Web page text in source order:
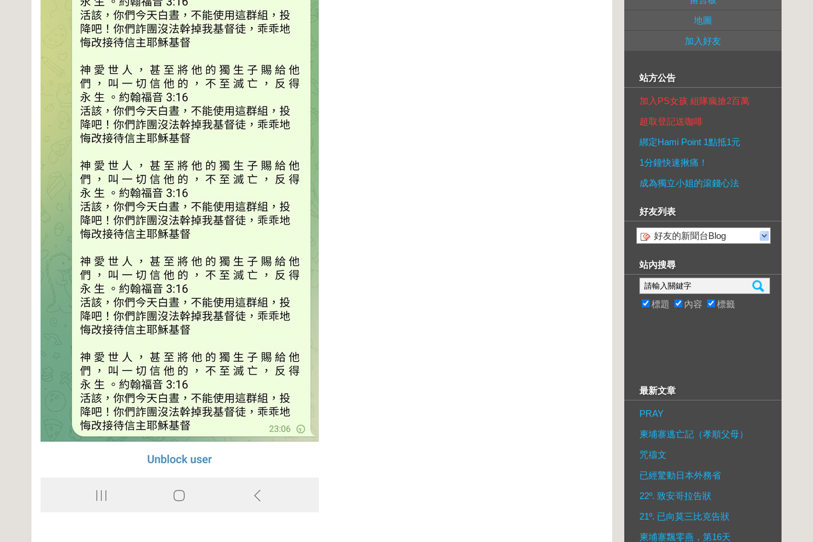
地圖
加入好友
站方公告
加入PS女孩 組隊瘋搶2百萬
超取登記送咖啡
綁定Hami Point 1點抵1元
1分鐘快速揪痛！
成為獨立小姐的滾錢心法
好友列表
好友的新聞台Blog
站內搜尋
標題 內容 標籤
最新文章
PRAY
柬埔寨逃亡記（孝順父母）
咒禱文
已經驚動日本外務省
22º. 致安哥拉告狀
21º. 已向莫三比克告狀
柬埔寨飄零燕，第16天